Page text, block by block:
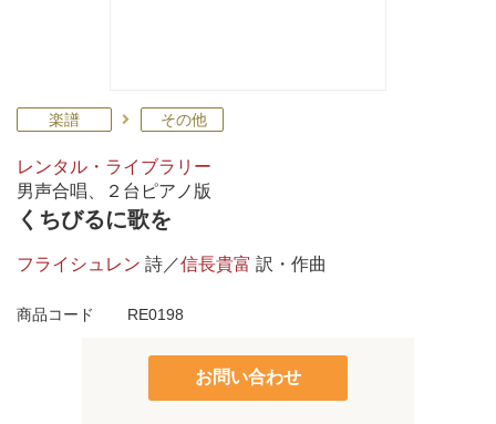
楽譜 その他
レンタル・ライブラリー
男声合唱、２台ピアノ版
くちびるに歌を
フライシュレン 詩／信長貴富 訳・作曲
商品コード RE0198
お問い合わせ